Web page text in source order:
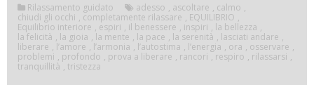
Rilassamento guidato adesso , ascoltare , calmo ,
chiudi gli occhi , completamente rilassare , EQUILIBRIO ,
Equilibrio interiore , espiri , il benessere , inspiri , la bellezza ,
la felicità , la gioia , la mente , la pace , la serenità , lasciati andare ,
liberare , l’amore , l’armonia , l’autostima , l’energia , ora , osservare ,
problemi , profondo , prova a liberare , rancori , respiro , rilassarsi ,
tranquillità , tristezza